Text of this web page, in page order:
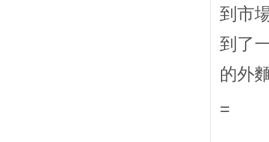
到市
到了
的外
=